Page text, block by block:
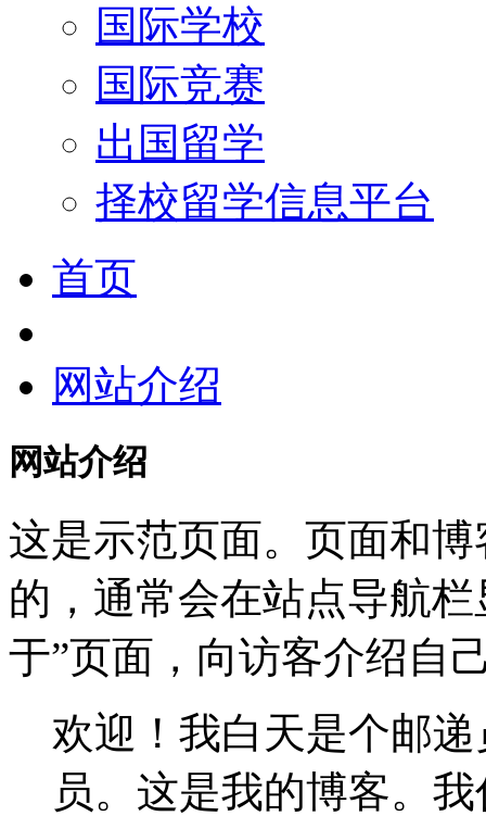
国际学校
国际竞赛
出国留学
择校留学信息平台
首页
网站介绍
网站介绍
这是示范页面。页面和
的，通常会在站点导航
于”页面，向访客介绍自
欢迎！我白天是个邮
员。这是我的博客。